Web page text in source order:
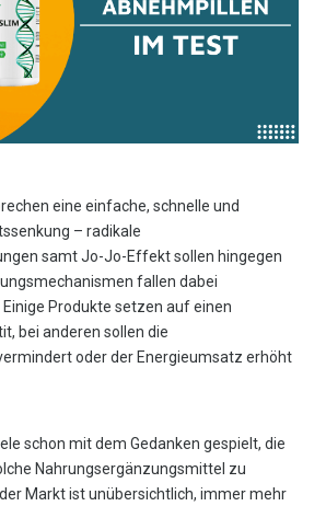
eine einfache, schnelle und
– radikale
samt Jo-Jo-Effekt sollen hingegen
fallen dabei
Produkte setzen auf einen
bei anderen sollen die
oder der Energieumsatz erhöht
schon mit dem Gedanken gespielt, die
Nahrungsergänzungsmittel zu
Markt ist unübersichtlich, immer mehr